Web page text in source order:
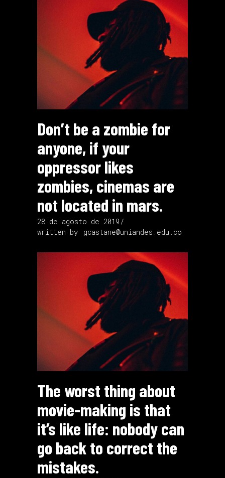
Don’t be a zombie for
anyone, if your
oppressor likes
zombies, cinemas are
not located in mars.
28 de agosto de 2019
written by
gcastane@uniandes.edu.co
The worst thing about
movie-making is that
it’s like life: nobody can
go back to correct the
mistakes.